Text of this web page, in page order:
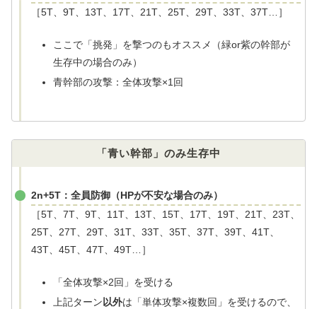
［5T、9T、13T、17T、21T、25T、29T、33T、37T…］
ここで「挑発」を撃つのもオススメ（緑or紫の幹部が
生存中の場合のみ）
青幹部の攻撃：全体攻撃×1回
「青い幹部」のみ生存中
2n+5T：全員防御（HPが不安な場合のみ）
［5T、7T、9T、11T、13T、15T、17T、19T、21T、23T、
25T、27T、29T、31T、33T、35T、37T、39T、41T、
43T、45T、47T、49T…］
「全体攻撃×2回」を受ける
上記ターン 以外は「単体攻撃×複数回」を受けるので、